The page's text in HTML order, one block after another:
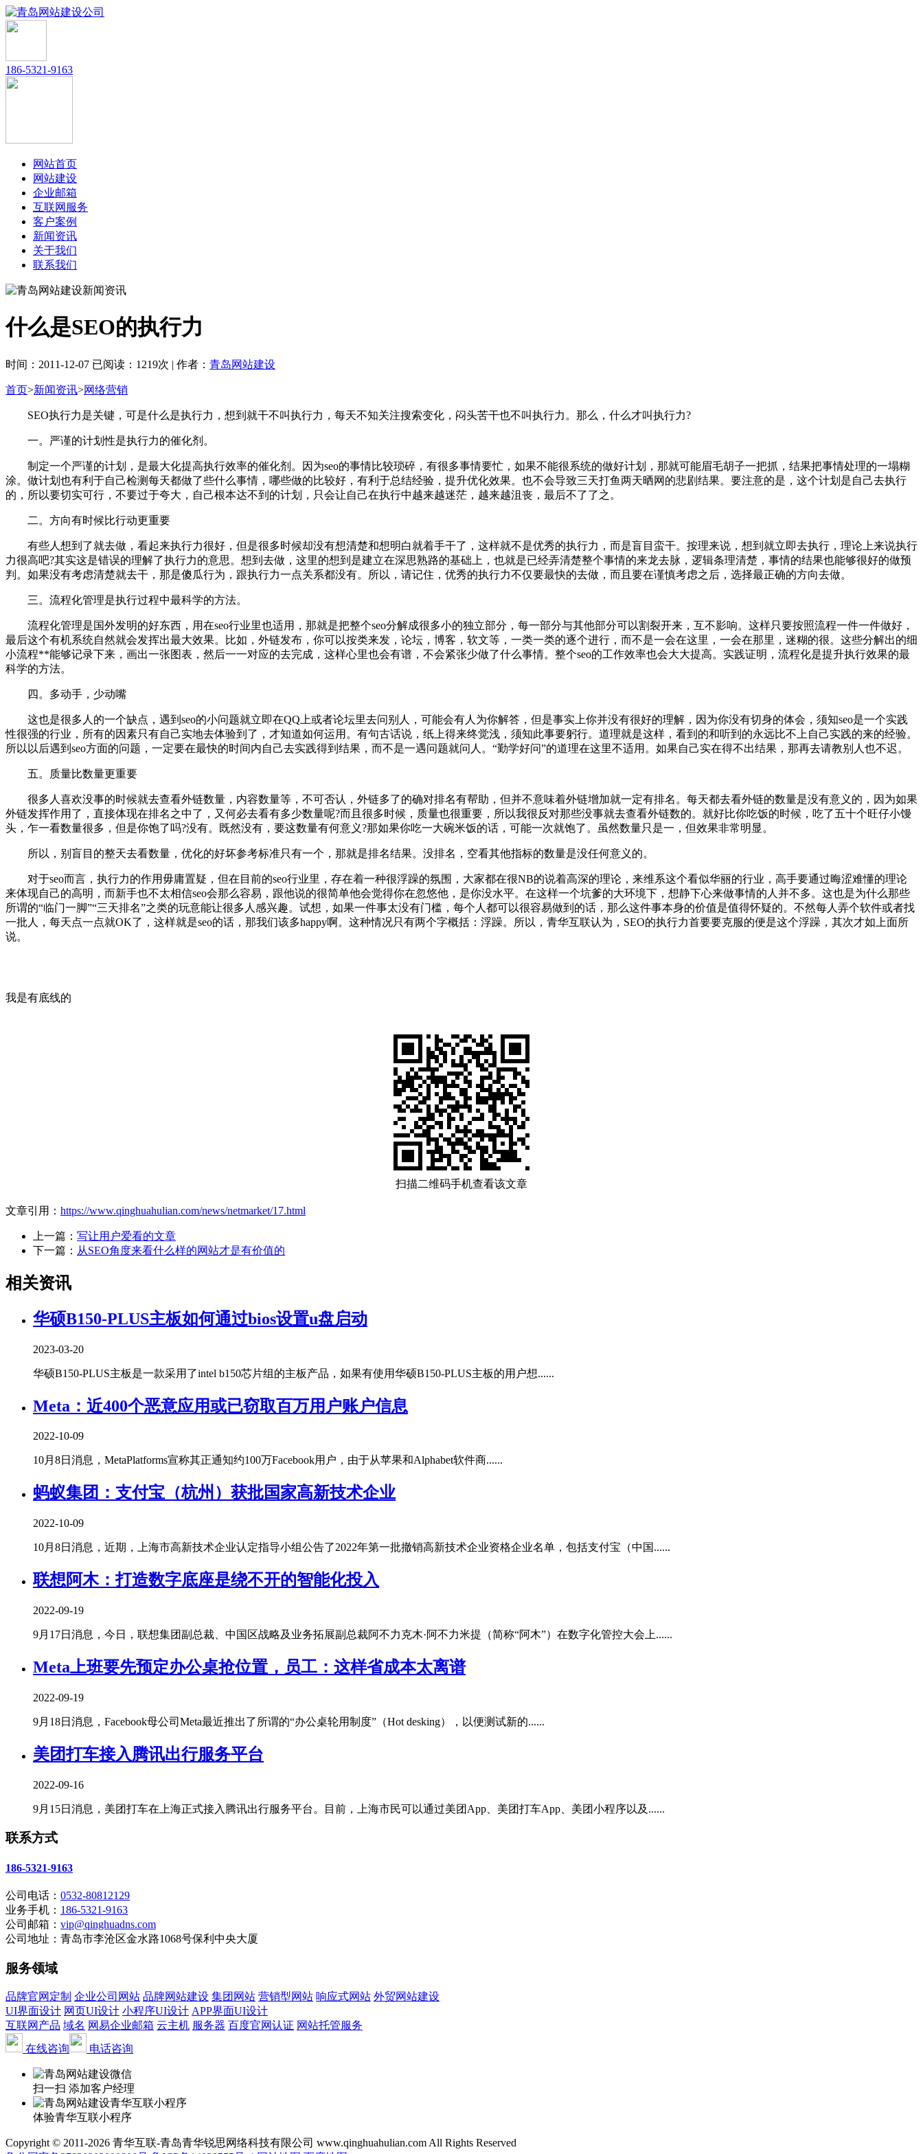
186-5321-9163
网站首页
网站建设
企业邮箱
互联网服务
客户案例
新闻资讯
关于我们
联系我们
什么是SEO的执行力
时间：2011-12-07 已阅读：1219次 | 作者： 青岛网站建设
首页>新闻资讯>网络营销
SEO执行力是关键，可是什么是执行力，想到就干不叫执行力，每天不知关注搜索变化，闷头苦干也不叫执行力。那么，什么才叫执行力?
一。严谨的计划性是执行力的催化剂。
制定一个严谨的计划，是最大化提高执行效率的催化剂。因为seo的事情比较琐碎，有很多事情要忙，如果不能很系统的做好计划，那就可能眉毛胡子一把抓，结果把事情处理的一塌糊
涂。做计划也有利于自己检测每天都做了些什么事情，哪些做的比较好，有利于总结经验，提升优化效果。也不会导致三天打鱼两天晒网的悲剧结果。要注意的是，这个计划是自己去执行
的，所以要切实可行，不要过于夸大，自己根本达不到的计划，只会让自己在执行中越来越迷茫，越来越沮丧，最后不了了之。
二。方向有时候比行动更重要
有些人想到了就去做，看起来执行力很好，但是很多时候却没有想清楚和想明白就着手干了，这样就不是优秀的执行力，而是盲目蛮干。按理来说，想到就立即去执行，理论上来说执行
力很高吧?其实这是错误的理解了执行力的意思。想到去做，这里的想到是建立在深思熟路的基础上，也就是已经弄清楚整个事情的来龙去脉，逻辑条理清楚，事情的结果也能够很好的做预
判。如果没有考虑清楚就去干，那是傻瓜行为，跟执行力一点关系都没有。所以，请记住，优秀的执行力不仅要最快的去做，而且要在谨慎考虑之后，选择最正确的方向去做。
三。流程化管理是执行过程中最科学的方法。
流程化管理是国外发明的好东西，用在seo行业里也适用，那就是把整个seo分解成很多小的独立部分，每一部分与其他部分可以割裂开来，互不影响。这样只要按照流程一件一件做好，
最后这个有机系统自然就会发挥出最大效果。比如，外链发布，你可以按类来发，论坛，博客，软文等，一类一类的逐个进行，而不是一会在这里，一会在那里，迷糊的很。这些分解出的细
小流程**能够记录下来，画出一张图表，然后一一对应的去完成，这样心里也会有谱，不会紧张少做了什么事情。整个seo的工作效率也会大大提高。实践证明，流程化是提升执行效果的最
科学的方法。
四。多动手，少动嘴
这也是很多人的一个缺点，遇到seo的小问题就立即在QQ上或者论坛里去问别人，可能会有人为你解答，但是事实上你并没有很好的理解，因为你没有切身的体会，须知seo是一个实践
性很强的行业，所有的因素只有自己实地去体验到了，才知道如何运用。有句古话说，纸上得来终觉浅，须知此事要躬行。道理就是这样，看到的和听到的永远比不上自己实践的来的经验。
所以以后遇到seo方面的问题，一定要在最快的时间内自己去实践得到结果，而不是一遇问题就问人。“勤学好问”的道理在这里不适用。如果自己实在得不出结果，那再去请教别人也不迟。
五。质量比数量更重要
很多人喜欢没事的时候就去查看外链数量，内容数量等，不可否认，外链多了的确对排名有帮助，但并不意味着外链增加就一定有排名。每天都去看外链的数量是没有意义的，因为如果
外链发挥作用了，直接体现在排名之中了，又何必去看有多少数量呢?而且很多时候，质量也很重要，所以我很反对那些没事就去查看外链数的。就好比你吃饭的时候，吃了五十个旺仔小馒
头，乍一看数量很多，但是你饱了吗?没有。既然没有，要这数量有何意义?那如果你吃一大碗米饭的话，可能一次就饱了。虽然数量只是一，但效果非常明显。
所以，别盲目的整天去看数量，优化的好坏参考标准只有一个，那就是排名结果。没排名，空看其他指标的数量是没任何意义的。
对于seo而言，执行力的作用毋庸置疑，但在目前的seo行业里，存在着一种很浮躁的氛围，大家都在很NB的说着高深的理论，来维系这个看似华丽的行业，高手要通过晦涩难懂的理论
来体现自己的高明，而新手也不太相信seo会那么容易，跟他说的很简单他会觉得你在忽悠他，是你没水平。在这样一个坑爹的大环境下，想静下心来做事情的人并不多。这也是为什么那些
所谓的“临门一脚”“三天排名”之类的玩意能让很多人感兴趣。试想，如果一件事太没有门槛，每个人都可以很容易做到的话，那么这件事本身的价值是值得怀疑的。不然每人弄个软件或者找
一批人，每天点一点就OK了，这样就是seo的话，那我们该多happy啊。这种情况只有两个字概括：浮躁。所以，青华互联认为，SEO的执行力首要要克服的便是这个浮躁，其次才如上面所
说。
我是有底线的
扫描二维码手机查看该文章
文章引用： https://www.qinghuahulian.com/news/netmarket/17.html
上一篇： 写让用户爱看的文章
下一篇： 从SEO角度来看什么样的网站才是有价值的
相关资讯
华硕B150-PLUS主板如何通过bios设置u盘启动
2023-03-20
华硕B150-PLUS主板是一款采用了intel b150芯片组的主板产品，如果有使用华硕B150-PLUS主板的用户想......
Meta：近400个恶意应用或已窃取百万用户账户信息
2022-10-09
10月8日消息，MetaPlatforms宣称其正通知约100万Facebook用户，由于从苹果和Alphabet软件商......
蚂蚁集团：支付宝（杭州）获批国家高新技术企业
2022-10-09
10月8日消息，近期，上海市高新技术企业认定指导小组公告了2022年第一批撤销高新技术企业资格企业名单，包括支付宝（中国......
联想阿木：打造数字底座是绕不开的智能化投入
2022-09-19
9月17日消息，今日，联想集团副总裁、中国区战略及业务拓展副总裁阿不力克木·阿不力米提（简称“阿木”）在数字化管控大会上......
Meta上班要先预定办公桌抢位置，员工：这样省成本太离谱
2022-09-19
9月18日消息，Facebook母公司Meta最近推出了所谓的“办公桌轮用制度”（Hot desking），以便测试新的......
美团打车接入腾讯出行服务平台
2022-09-16
9月15日消息，美团打车在上海正式接入腾讯出行服务平台。目前，上海市民可以通过美团App、美团打车App、美团小程序以及......
联系方式
186-5321-9163
公司电话： 0532-80812129
业务手机： 186-5321-9163
公司邮箱： vip@qinghuadns.com
公司地址：青岛市李沧区金水路1068号保利中央大厦
服务领域
品牌官网定制 企业公司网站 品牌网站建设 集团网站 营销型网站 响应式网站 外贸网站建设
UI界面设计 网页UI设计 小程序UI设计 APP界面UI设计
互联网产品 域名 网易企业邮箱 云主机 服务器 百度官网认证 网站托管服务
在线咨询
电话咨询
扫一扫 添加客户经理
体验青华互联小程序
Copyright © 2011-2026 青华互联-青岛青华锐思网络科技有限公司 www.qinghuahulian.com All Rights Reserved